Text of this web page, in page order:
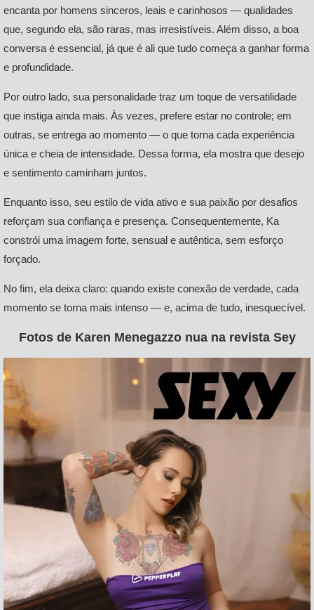
encanta por homens sinceros, leais e carinhosos — qualidades
que, segundo ela, são raras, mas irresistíveis. Além disso, a boa
conversa é essencial, já que é ali que tudo começa a ganhar forma
e profundidade.
Por outro lado, sua personalidade traz um toque de versatilidade
que instiga ainda mais. Às vezes, prefere estar no controle; em
outras, se entrega ao momento — o que torna cada experiência
única e cheia de intensidade. Dessa forma, ela mostra que desejo
e sentimento caminham juntos.
Enquanto isso, seu estilo de vida ativo e sua paixão por desafios
reforçam sua confiança e presença. Consequentemente, Ka
constrói uma imagem forte, sensual e autêntica, sem esforço
forçado.
No fim, ela deixa claro: quando existe conexão de verdade, cada
momento se torna mais intenso — e, acima de tudo, inesquecível.
Fotos de Karen Menegazzo nua na revista Sey